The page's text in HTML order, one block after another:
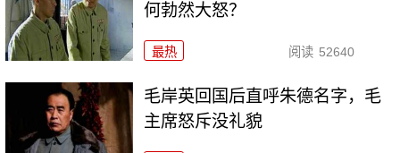
何勃然大怒？
最热 阅读 52640
毛岸英回国后直呼朱德名字，毛
主席怒斥没礼貌